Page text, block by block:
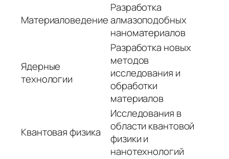
Материаловедение
Разработка
алмазоподобных
наноматериалов
Ядерные
технологии
Разработка новых
методов
исследования и
обработки
материалов
Квантовая физика
Исследования в
области квантовой
физики и
нанотехнологий